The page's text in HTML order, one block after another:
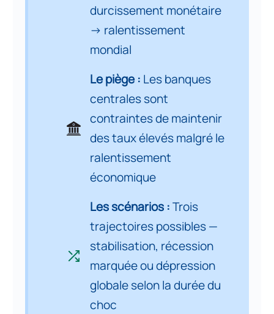
Partie 5. Destruction de l’offre
énergétique : de la perturbation
conjoncturelle à la rareté
structurelle
Partie 6. La transmission du choc
énergétique : inflation,
politiques monétaires et
instabilité macro-financière
mécanismes de transmission et
formation d’un choc
macroéconomique cumulatif
Partie 8. Gérer le choc,
transformer le système :
arbitrages et reconfiguration de
l’économie mondiale
durcissement monétaire
→ ralentissement
mondial
Le piège : Les banques
centrales sont
contraintes de maintenir
des taux élevés malgré le
ralentissement
économique
Les scénarios :Trois
trajectoires possibles —
stabilisation, récession
marquée ou dépression
globale selon la durée du
choc